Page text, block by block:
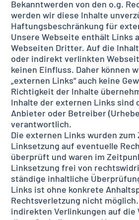
Bekanntwerden von den o.g.
werden wir diese Inhalte
Haftungsbeschränkung für
Unsere Webseite enthält Links
Webseiten Dritter. Auf die
oder indirekt verlinkten
keinen Einfluss. Daher können
„externen Links“ auch keine
Richtigkeit der Inhalte
Inhalte der externen Links sind
Anbieter oder Betreiber
verantwortlich.
Die externen Links wurden
Linksetzung auf eventuelle
überprüft und waren im
Linksetzung frei von
ständige inhaltliche
Links ist ohne konkrete
Rechtsverletzung nicht
indirekten Verlinkungen auf